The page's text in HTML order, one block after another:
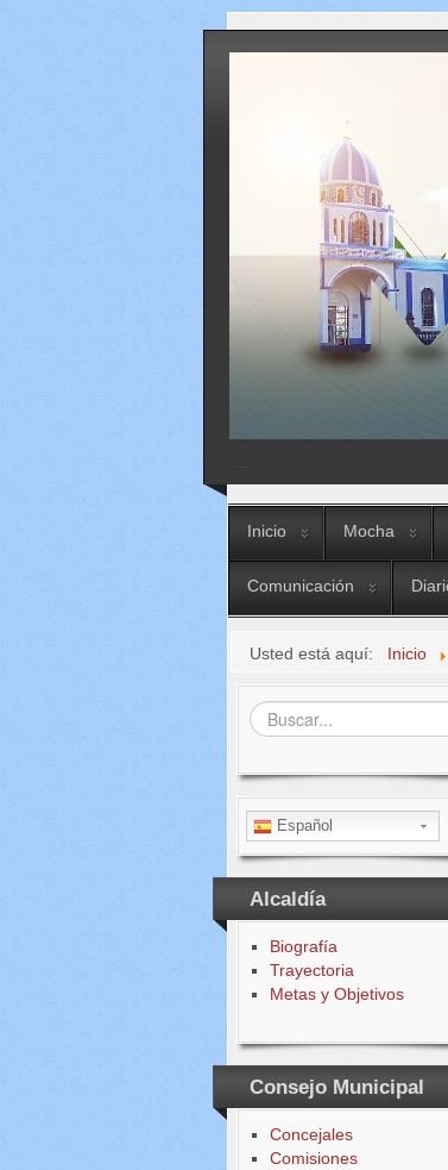
Inicio Mocha
Comunicación
Usted está aquí: Inicio
Buscar...
Español
Alcaldía
Biografía
Trayectoria
Metas y Objetivos
Consejo Municipal
Concejales
Comisiones